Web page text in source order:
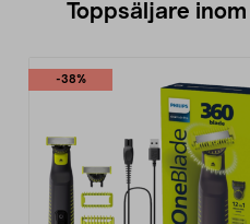
Toppsäljare
-38%